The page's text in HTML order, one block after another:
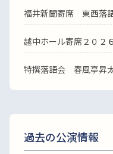
福井新聞寄席 東西落
越中ホール寄席２０
特撰落語会 春風亭昇
過去の公演情報